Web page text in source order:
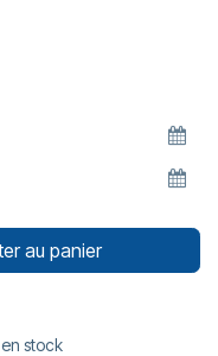
au panier
stock